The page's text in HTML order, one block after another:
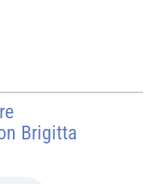
Brigitta